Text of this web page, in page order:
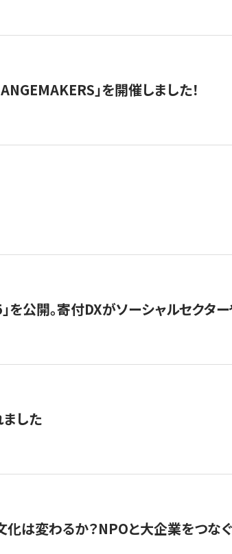
」を開催しました！
を公開。寄付DXがソーシャルセクタ
した
は変わるか？NPOと大企業をつな